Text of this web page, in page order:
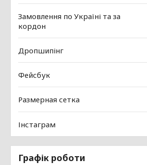
Замовлення по Україні та за
кордон
Дропшипінг
Фейсбук
Размерная сетка
Інстаграм
Графік роботи